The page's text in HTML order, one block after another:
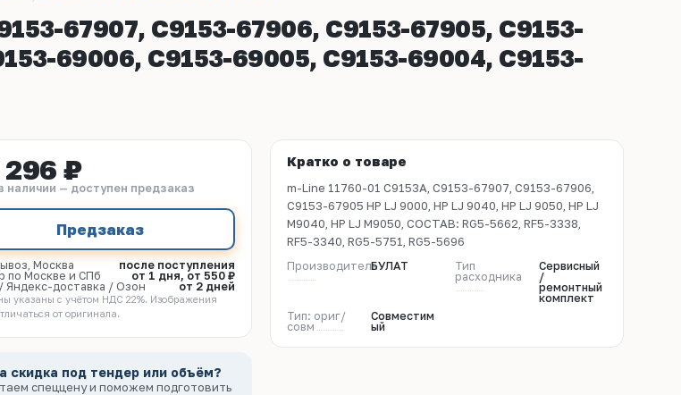
67907, C9153-67906, C9153-67905, C9153-
69006, C9153-69005, C9153-69004, C9153-
296 ₽
наличии — доступен предзаказ
Предзаказ
Москва
после поступления
по Москве и СПб
от 1 дня, от 550 ₽
Яндекс-доставка / Озон
от 2 дней
указаны с учётом НДС 22%. Изображения
от оригинала.
скидка под тендер или объём?
спеццену и поможем подготовить
Кратко о товаре
m-Line 11760-01 C9153A, C9153-67907, C9153-67906,
C9153-67905 HP LJ 9000, HP LJ 9040, HP LJ 9050, HP LJ
M9040, HP LJ M9050, СОСТАВ: RG5-5662, RF5-3338,
RF5-3340, RG5-5751, RG5-5696
ПроизводительБУЛАТ
Тип
расходника
Сервисный
/
ремонтный
комплект
Тип: ориг/
совм
Совместим
ый